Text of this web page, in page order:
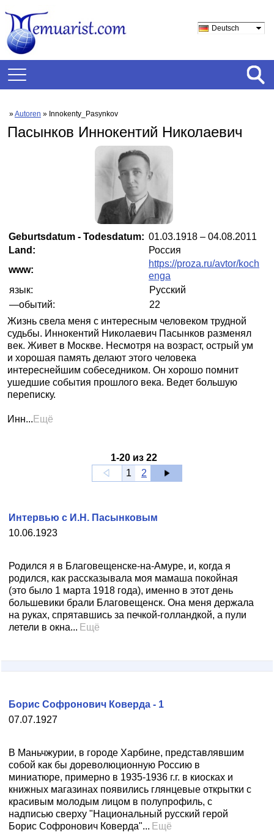
Deutsch
»Autoren » Innokenty_Pasynkov
Пасынков Иннокентий Николаевич
Geburtsdatum - Todesdatum: 01.03.1918 – 04.08.2011
Land:
Россия
www:
https://proza.ru/avtor/koch
enga
язык:
Русский
—обытий:
22
Жизнь свела меня с интересным человеком трудной
судьбы. Иннокентий Николаевич Пасынков разменял
век. Живет в Москве. Несмотря на возраст, острый ум
и хорошая память делают этого человека
интереснейшим собеседником. Он хорошо помнит
ушедшие события прошлого века. Ведет большую
переписку.
Инн... Ещё
1-20из 22
1
2
10.06.1923
Интервью с И.Н. Пасынковым
Родился я в Благовещенске-на-Амуре, и, когда я
родился, как рассказывала моя мамаша покойная
(это было 1 марта 1918 года), именно в этот день
большевики брали Благовещенск. Она меня держала
на руках, спрятавшись за печкой-голландкой, а пули
летели в окна... Ещё
07.07.1927
Борис Софронович Коверда - 1
В Маньчжурии, в городе Харбине, представлявшим
собой как бы дореволюционную Россию в
миниатюре, примерно в 1935-1936 г.г. в киосках и
книжных магазинах появились глянцевые открытки с
красивым молодым лицом в полупрофиль, с
надписью сверху "Национальный русский герой
Борис Софронович Коверда"... Ещё